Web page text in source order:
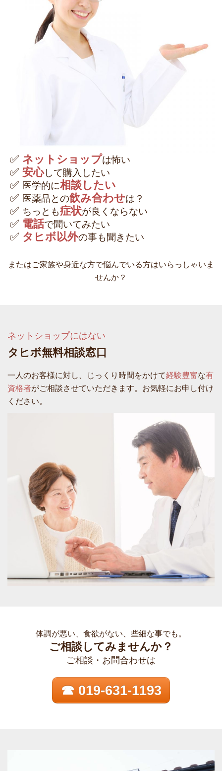
✅ ネットショップは怖い
✅ 安心して購入したい
✅ 医学的に相談したい
✅ 医薬品との飲み合わせは？
✅ ちっとも症状が良くならない
✅ 電話で聞いてみたい
✅ タヒボ以外の事も聞きたい
またはご家族や身近な方で悩んでいる方はいらっしゃいま
せんか？
ネットショップにはない
タヒボ無料相談窓口
一人のお客様に対し、じっくり時間をかけて経験豊富な有
資格者がご相談させていただきます。お気軽にお申し付け
ください。
体調が悪い、食欲がない、些細な事でも。
ご相談してみませんか？
ご相談・お問合わせは
☎ 019-631-1193